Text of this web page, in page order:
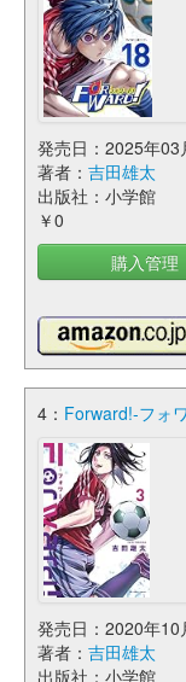
発売日：2025年03
著者： 吉田雄太
出版社：小学館
￥0
購入管理
4： Forward!-フォ
発売日：2020年10
著者： 吉田雄太
出版社：小学館